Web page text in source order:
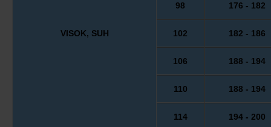
VISOK, SUH
98 176 - 182
102 182 - 186
106 188 - 194
110 188 - 194
114 194 - 200